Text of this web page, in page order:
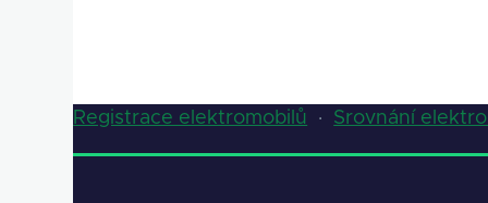
Registrace elektromobilů · Srovnání